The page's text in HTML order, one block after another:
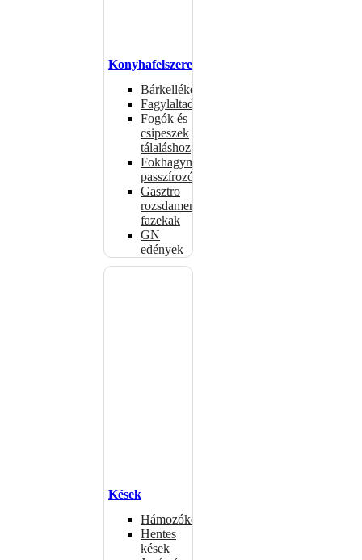
Konyhafelszerelés
Bárkellékek
Fagylaltadagolók
Fogók és
csipeszek
tálaláshoz
Fokhagymaprések,
passzírozók
Gasztro
rozsdamentes
fazekak
GN
edények
Kések
Hámozókések
Hentes
kések